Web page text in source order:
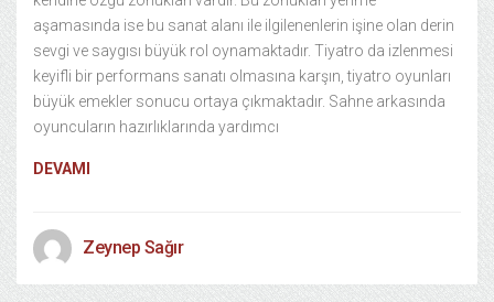
aşamasında ise bu sanat alanı ile ilgilenenlerin işine olan derin
sevgi ve saygısı büyük rol oynamaktadır. Tiyatro da izlenmesi
keyifli bir performans sanatı olmasına karşın, tiyatro oyunları
büyük emekler sonucu ortaya çıkmaktadır. Sahne arkasında
oyuncuların hazırlıklarında yardımcı
DEVAMI
Zeynep Sağır